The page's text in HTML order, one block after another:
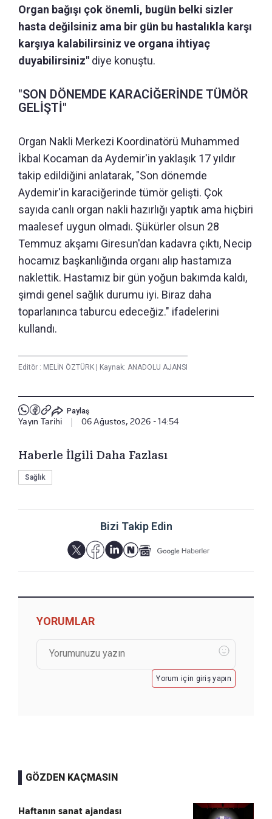
Organ bağışı çok önemli, bugün belki sizler
hasta değilsiniz ama bir gün bu hastalıkla karşı
karşıya kalabilirsiniz ve organa ihtiyaç
duyabilirsiniz" diye konuştu.
"SON DÖNEMDE KARACİĞERİNDE TÜMÖR
GELİŞTİ"
Organ Nakli Merkezi Koordinatörü Muhammed
İkbal Kocaman da Aydemir'in yaklaşık 17 yıldır
takip edildiğini anlatarak, "Son dönemde
Aydemir'in karaciğerinde tümör gelişti. Çok
sayıda canlı organ nakli hazırlığı yaptık ama hiçbiri
maalesef uygun olmadı. Şükürler olsun 28
Temmuz akşamı Giresun'dan kadavra çıktı, Necip
hocamız başkanlığında organı alıp hastamıza
naklettik. Hastamız bir gün yoğun bakımda kaldı,
şimdi genel sağlık durumu iyi. Biraz daha
toparlanınca taburcu edeceğiz." ifadelerini
kullandı.
Editör : MELİN ÖZTÜRK Kaynak: ANADOLU AJANSI
Paylaş
Yayın Tarihi 06 Ağustos, 2026 - 14:54
Haberle İlgili Daha Fazlası
Sağlık
Bizi Takip Edin
YORUMLAR
Yorum için giriş yapın
GÖZDEN KAÇMASIN
Haftanın sanat ajandası